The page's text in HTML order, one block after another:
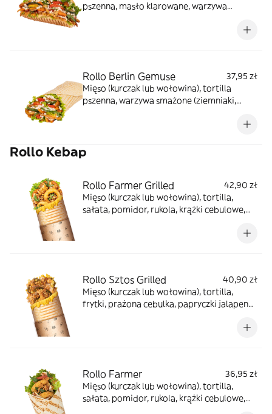
pszenna, masło klarowane, warzywa
Rollo Berlin Gemuse
37,95 zł
Mięso (kurczak lub wołowina), tortilla
pszenna, warzywa smażone (ziemniaki,
tzatziki), sos z granatu, mięta, sumak
Rollo Kebap
Rollo Farmer Grilled
42,90 zł
Mięso (kurczak lub wołowina), tortilla,
sałata, pomidor, rukola, krążki cebulowe,
Rollo Sztos Grilled
40,90 zł
Mięso (kurczak lub wołowina), tortilla,
frytki, prażona cebulka, papryczki jalapeno,
Rollo Farmer
36,95 zł
Mięso (kurczak lub wołowina), tortilla,
sałata, pomidor, rukola, krążki cebulowe,